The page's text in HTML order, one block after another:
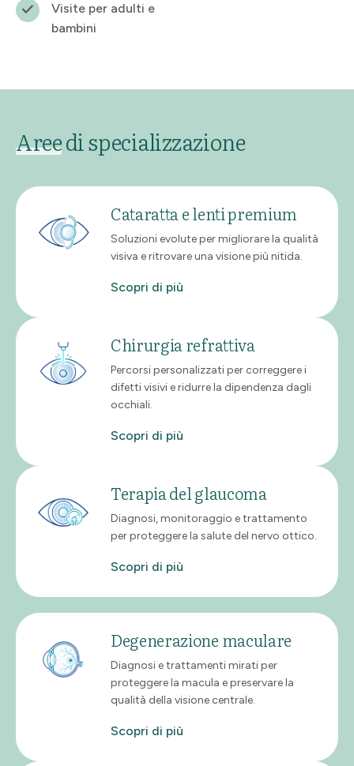
Visite per adulti e
bambini
Areedi specializzazione
Cataratta e lenti premium
Soluzioni evolute per migliorare la qualità
visiva e ritrovare una visione più nitida.
Scopri di più
Chirurgia refrattiva
Percorsi personalizzati per correggere i
difetti visivi e ridurre la dipendenza dagli
occhiali.
Scopri di più
Terapia del glaucoma
Diagnosi, monitoraggio e trattamento
per proteggere la salute del nervo ottico.
Scopri di più
Degenerazione maculare
Diagnosi e trattamenti mirati per
proteggere la macula e preservare la
qualità della visione centrale.
Scopri di più